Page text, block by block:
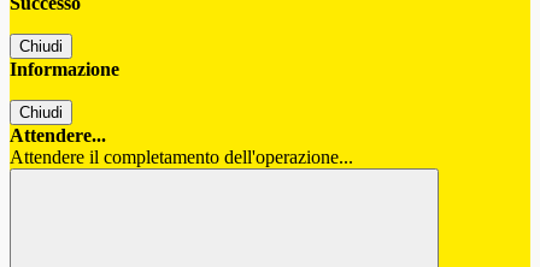
Chiudi
Informazione
Chiudi
Attendere...
Attendere il completamento dell'operazione...